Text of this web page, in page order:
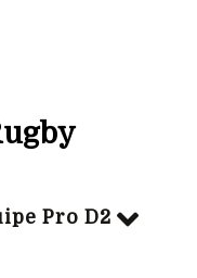
Pro D2